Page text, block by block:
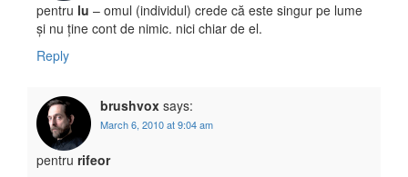
pentru lu – omul (individul) crede că este singur pe lume
și nu ține cont de nimic. nici chiar de el.
Reply
brushvox says:
March 6, 2010 at 9:04 am
pentru rifeor